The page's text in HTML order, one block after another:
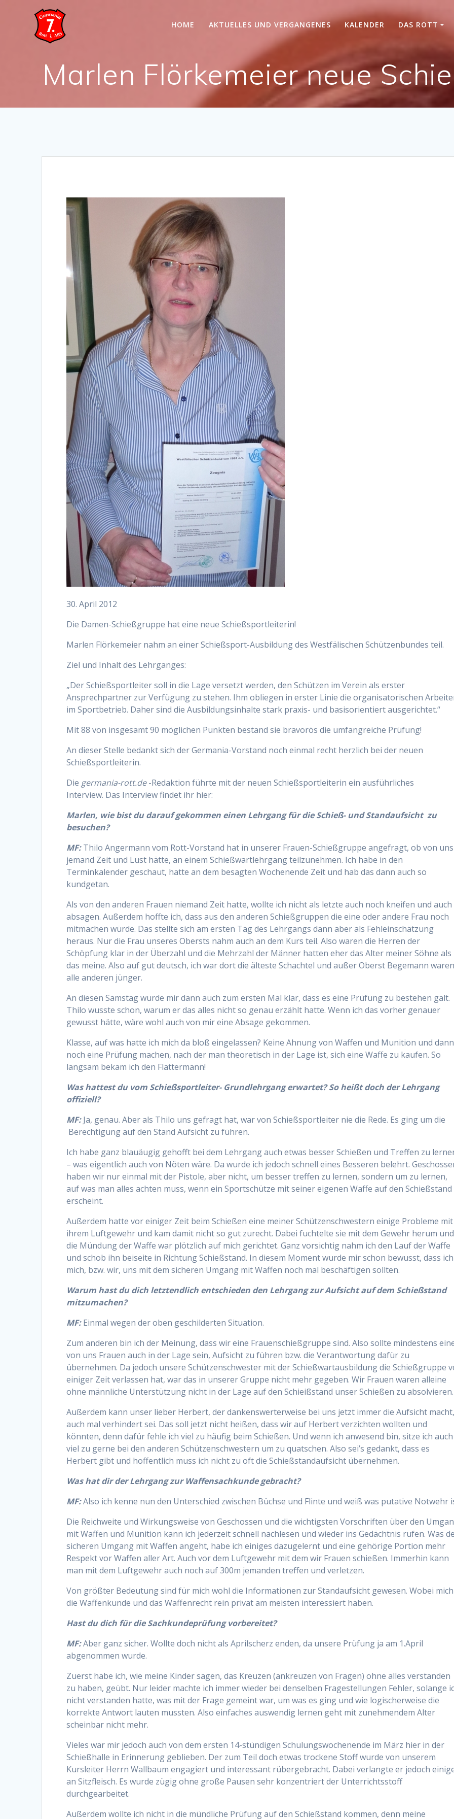
HOME AKTUELLES UND VERGANGENES KALENDER DAS ROTT
Marlen Flörkemeier neue
30. April 2012
Die Damen-Schießgruppe hat eine neue Schießsportleiterin!
Marlen Flörkemeier nahm an einer Schießsport-Ausbildung des Westfälischen Schützenbundes teil.
Ziel und Inhalt des Lehrganges:
„Der Schießsportleiter soll in die Lage versetzt werden, den Schützen im Verein als erster
Ansprechpartner zur Verfügung zu stehen. Ihm obliegen in erster Linie die organisatorischen
im Sportbetrieb. Daher sind die Ausbildungsinhalte stark praxis- und basisorientiert ausgerichtet.“
Mit 88 von insgesamt 90 möglichen Punkten bestand sie bravorös die umfangreiche Prüfung!
An dieser Stelle bedankt sich der Germania-Vorstand noch einmal recht herzlich bei der neuen
Schießsportleiterin.
Die germania-rott.de-Redaktion führte mit der neuen Schießsportleiterin ein ausführliches
Interview. Das Interview findet ihr hier:
Marlen, wie bist du darauf gekommen einen Lehrgang für die Schieß- und Standaufsicht zu
besuchen?
MF:Thilo Angermann vom Rott-Vorstand hat in unserer Frauen-Schießgruppe angefragt, ob von uns
jemand Zeit und Lust hätte, an einem Schießwartlehrgang teilzunehmen. Ich habe in den
Terminkalender geschaut, hatte an dem besagten Wochenende Zeit und hab das dann auch so
kundgetan.
Als von den anderen Frauen niemand Zeit hatte, wollte ich nicht als letzte auch noch kneifen und auch
absagen. Außerdem hoffte ich, dass aus den anderen Schießgruppen die eine oder andere Frau noch
mitmachen würde. Das stellte sich am ersten Tag des Lehrgangs dann aber als Fehleinschätzung
heraus. Nur die Frau unseres Obersts nahm auch an dem Kurs teil. Also waren die Herren der
Schöpfung klar in der Überzahl und die Mehrzahl der Männer hatten eher das Alter meiner Söhne als
das meine. Also auf gut deutsch, ich war dort die älteste Schachtel und außer Oberst Begemann waren
alle anderen jünger.
An diesen Samstag wurde mir dann auch zum ersten Mal klar, dass es eine Prüfung zu bestehen galt.
Thilo wusste schon, warum er das alles nicht so genau erzählt hatte. Wenn ich das vorher genauer
gewusst hätte, wäre wohl auch von mir eine Absage gekommen.
Klasse, auf was hatte ich mich da bloß eingelassen? Keine Ahnung von Waffen und Munition und dann
noch eine Prüfung machen, nach der man theoretisch in der Lage ist, sich eine Waffe zu kaufen. So
langsam bekam ich den Flattermann!
Was hattest du vom Schießsportleiter- Grundlehrgang erwartet? So heißt doch der Lehrgang
offiziell?
MF:Ja, genau. Aber als Thilo uns gefragt hat, war von Schießsportleiter nie die Rede. Es ging um die
Berechtigung auf den Stand Aufsicht zu führen.
Ich habe ganz blauäugig gehofft bei dem Lehrgang auch etwas besser Schießen und Treffen zu
– was eigentlich auch von Nöten wäre. Da wurde ich jedoch schnell eines Besseren belehrt.
haben wir nur einmal mit der Pistole, aber nicht, um besser treffen zu lernen, sondern um zu lernen,
auf was man alles achten muss, wenn ein Sportschütze mit seiner eigenen Waffe auf den Schießstand
erscheint.
Außerdem hatte vor einiger Zeit beim Schießen eine meiner Schützenschwestern einige Probleme mit
ihrem Luftgewehr und kam damit nicht so gut zurecht. Dabei fuchtelte sie mit dem Gewehr herum und
die Mündung der Waffe war plötzlich auf mich gerichtet. Ganz vorsichtig nahm ich den Lauf der Waffe
und schob ihn beiseite in Richtung Schießstand. In diesem Moment wurde mir schon bewusst, dass ich
mich, bzw. wir, uns mit dem sicheren Umgang mit Waffen noch mal beschäftigen sollten.
Warum hast du dich letztendlich entschieden den Lehrgang zur Aufsicht auf dem Schießstand
mitzumachen?
MF:Einmal wegen der oben geschilderten Situation.
Zum anderen bin ich der Meinung, dass wir eine Frauenschießgruppe sind. Also sollte mindestens
von uns Frauen auch in der Lage sein, Aufsicht zu führen bzw. die Verantwortung dafür zu
übernehmen. Da jedoch unsere Schützenschwester mit der Schießwartausbildung die Schießgruppe
einiger Zeit verlassen hat, war das in unserer Gruppe nicht mehr gegeben. Wir Frauen waren alleine
ohne männliche Unterstützung nicht in der Lage auf den Schieißstand unser Schießen zu absolvieren.
Außerdem kann unser lieber Herbert, der dankenswerterweise bei uns jetzt immer die Aufsicht macht,
auch mal verhindert sei. Das soll jetzt nicht heißen, dass wir auf Herbert verzichten wollten und
könnten, denn dafür fehle ich viel zu häufig beim Schießen. Und wenn ich anwesend bin, sitze ich auch
viel zu gerne bei den anderen Schützenschwestern um zu quatschen. Also sei’s gedankt, dass es
Herbert gibt und hoffentlich muss ich nicht zu oft die Schießstandaufsicht übernehmen.
Was hat dir der Lehrgang zur Waffensachkunde gebracht?
MF:Also ich kenne nun den Unterschied zwischen Büchse und Flinte und weiß was putative Notwehr
Die Reichweite und Wirkungsweise von Geschossen und die wichtigsten Vorschriften über den
mit Waffen und Munition kann ich jederzeit schnell nachlesen und wieder ins Gedächtnis rufen. Was
sicheren Umgang mit Waffen angeht, habe ich einiges dazugelernt und eine gehörige Portion mehr
Respekt vor Waffen aller Art. Auch vor dem Luftgewehr mit dem wir Frauen schießen. Immerhin kann
man mit dem Luftgewehr auch noch auf 300m jemanden treffen und verletzen.
Von größter Bedeutung sind für mich wohl die Informationen zur Standaufsicht gewesen. Wobei mich
die Waffenkunde und das Waffenrecht rein privat am meisten interessiert haben.
Hast du dich für die Sachkundeprüfung vorbereitet?
MF:Aber ganz sicher. Wollte doch nicht als Aprilscherz enden, da unsere Prüfung ja am 1.April
abgenommen wurde.
Zuerst habe ich, wie meine Kinder sagen, das Kreuzen (ankreuzen von Fragen) ohne alles verstanden
zu haben, geübt. Nur leider machte ich immer wieder bei denselben Fragestellungen Fehler, solange
nicht verstanden hatte, was mit der Frage gemeint war, um was es ging und wie logischerweise die
korrekte Antwort lauten mussten. Also einfaches auswendig lernen geht mit zunehmendem Alter
scheinbar nicht mehr.
Vieles war mir jedoch auch von dem ersten 14-stündigen Schulungswochenende im März hier in der
Schießhalle in Erinnerung geblieben. Der zum Teil doch etwas trockene Stoff wurde von unserem
Kursleiter Herrn Wallbaum engagiert und interessant rübergebracht. Dabei verlangte er jedoch
an Sitzfleisch. Es wurde zügig ohne große Pausen sehr konzentriert der Unterrichtsstoff
durchgearbeitet.
Außerdem wollte ich nicht in die mündliche Prüfung auf den Schießstand kommen, denn meine